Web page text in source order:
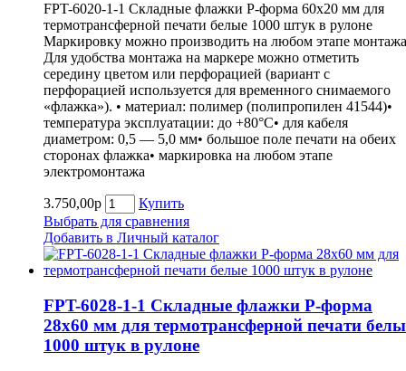
FPT-6020-1-1 Складные флажки P-форма 60х20 мм для
термотрансферной печати белые 1000 штук в рулоне
Маркировку можно производить на любом этапе
Для удобства монтажа на маркере можно отметить
середину цветом или перфорацией (вариант с
перфорацией используется для временного снимаемого
«флажка»). • материал: полимер (полипропилен 41544)•
температура эксплуатации: до +80°С• для кабеля
диаметром: 0,5 — 5,0 мм• большое поле печати на обеих
сторонах флажка• маркировка на любом этапе
электромонтажа
3.750,00р
Купить
Выбрать для сравнения
Добавить в Личный каталог
FPT-6028-1-1 Складные флажки P-форма
28х60 мм для термотрансферной печати
1000 штук в рулоне